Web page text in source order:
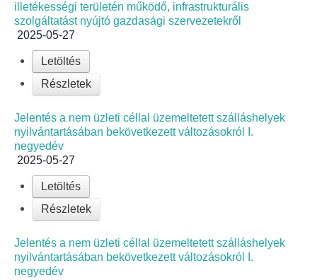
illetékességi területén működő, infrastrukturális
szolgáltatást nyújtó gazdasági szervezetekről
2025-05-27
Letöltés
Részletek
Jelentés a nem üzleti céllal üzemeltetett szálláshelyek
nyilvántartásában bekövetkezett változásokról I.
negyedév
2025-05-27
Letöltés
Részletek
Jelentés a nem üzleti céllal üzemeltetett szálláshelyek
nyilvántartásában bekövetkezett változásokról I.
negyedév